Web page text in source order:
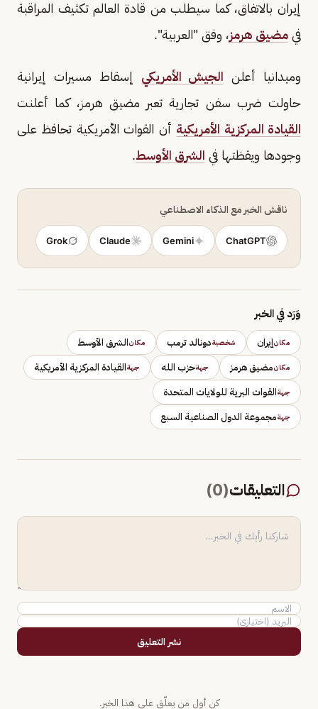
إيران بالاتفاق، كما سيطلب من قادة العالم تكثيف المراقبة
في مضيق هرمز، وفق "العربية".
وميدانيا أعلن الجيش الأمريكي إسقاط مسيرات إيرانية
حاولت ضرب سفن تجارية تعبر مضيق هرمز، كما أعلنت
القيادة المركزية الأمريكية أن القوات الأمريكية تحافظ على
وجودها ويقظتها في الشرق الأوسط.
ناقش الخبر مع الذكاء الاصطناعي
ChatGPT
Gemini
Claude
Grok
وَرَد في الخبر
مكانإيران شخصيةدونالد ترمب مكانالشرق الأوسط
مكانمضيق هرمز جهةحزب الله جهةالقيادة المركزية الأمريكية
جهةالقوات البرية للولايات المتحدة
جهةمجموعة الدول الصناعية السبع
التعليقات(
0
)
نشر التعليق
كن أول من يعلّق على هذا الخبر.